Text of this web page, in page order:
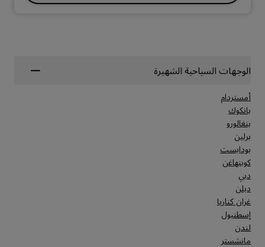
الوجهات السياحية الشهيرة
أمستردام
بانكوك
بنغالورو
برلين
بودابست
كوبنهاغن
دبي
دبلن
غران كناريا
إسطنبول
لندن
مانشستر